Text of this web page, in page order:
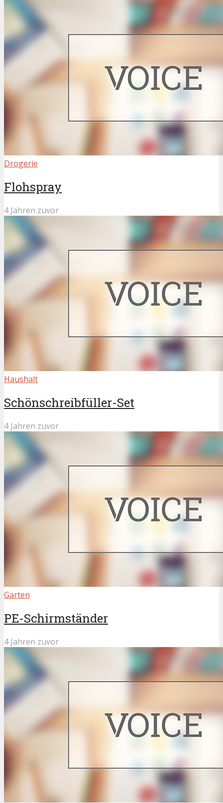
Drogerie
Flohspray
4 Jahren zuvor
Haushalt
Schönschreibfüller-Set
4 Jahren zuvor
Garten
PE-Schirmständer
4 Jahren zuvor